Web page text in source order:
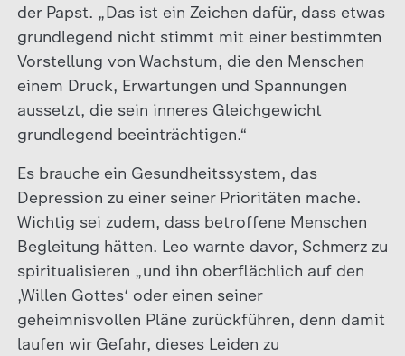
der Papst. „Das ist ein Zeichen dafür, dass etwas
grundlegend nicht stimmt mit einer bestimmten
Vorstellung von Wachstum, die den Menschen
einem Druck, Erwartungen und Spannungen
aussetzt, die sein inneres Gleichgewicht
grundlegend beeinträchtigen.“
Es brauche ein Gesundheitssystem, das
Depression zu einer seiner Prioritäten mache.
Wichtig sei zudem, dass betroffene Menschen
Begleitung hätten. Leo warnte davor, Schmerz zu
spiritualisieren „und ihn oberflächlich auf den
‚Willen Gottes‘ oder einen seiner
geheimnisvollen Pläne zurückführen, denn damit
laufen wir Gefahr, dieses Leiden zu